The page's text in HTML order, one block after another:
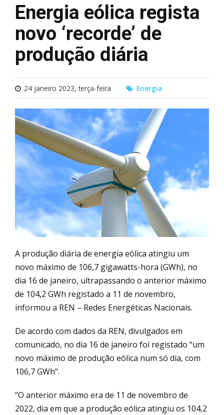
Energia eólica regista
novo ‘recorde’ de
produção diária
24 janeiro 2023, terça-feira Energia
A produção diária de energia eólica atingiu um
novo máximo de 106,7 gigawatts-hora (GWh), no
dia 16 de janeiro, ultrapassando o anterior máximo
de 104,2 GWh registado a 11 de novembro,
informou a REN – Redes Energéticas Nacionais.
De acordo com dados da REN, divulgados em
comunicado, no dia 16 de janeiro foi registado “um
novo máximo de produção eólica num só dia, com
106,7 GWh”.
“O anterior máximo era de 11 de novembro de
2022, dia em que a produção eólica atingiu os 104,2